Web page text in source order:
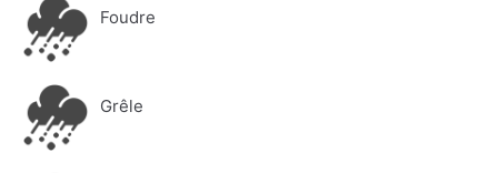
Foudre
Grêle